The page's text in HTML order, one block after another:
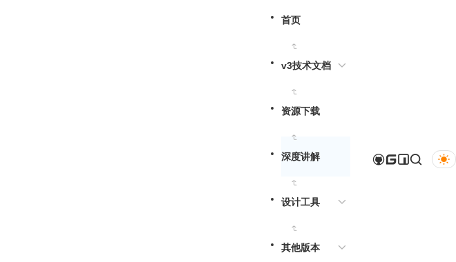
首页
v3技术文档
资源下载
深度讲解
设计工具
其他版本